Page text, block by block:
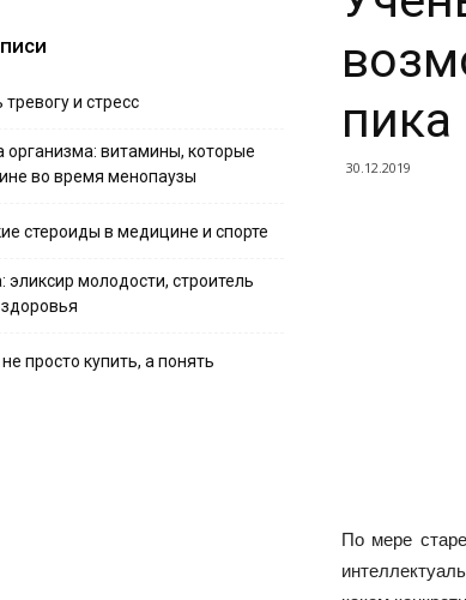
пика
30.12.2019
По мере
и стресс
организма: витамины, которые
во время менопаузы
стероиды в медицине и спорте
эликсир молодости, строитель
просто купить, а понять